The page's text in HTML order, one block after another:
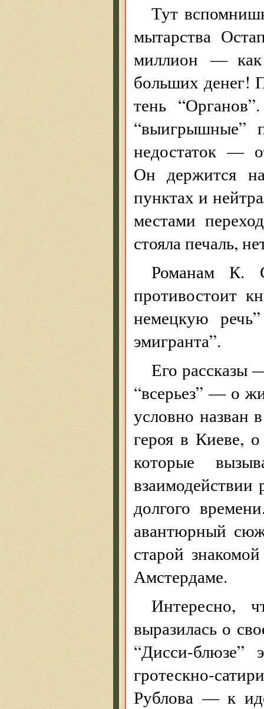
Тут
мытарства
миллион — как
больших денег!
тень
“выигрышные”
недостаток —
Он держится
пунктах и
местами
стояла печаль,
Романам К.
противостоит
немецкую
эмигранта”.
Его рассказы
“всерьез” — о
условно назван
героя в Киеве,
которые
взаимодействии
долгого
авантюрный
старой
Амстердаме.
Интересно,
выразилась о
“Дисси-блюзе”
гротескно-
Рублова — к